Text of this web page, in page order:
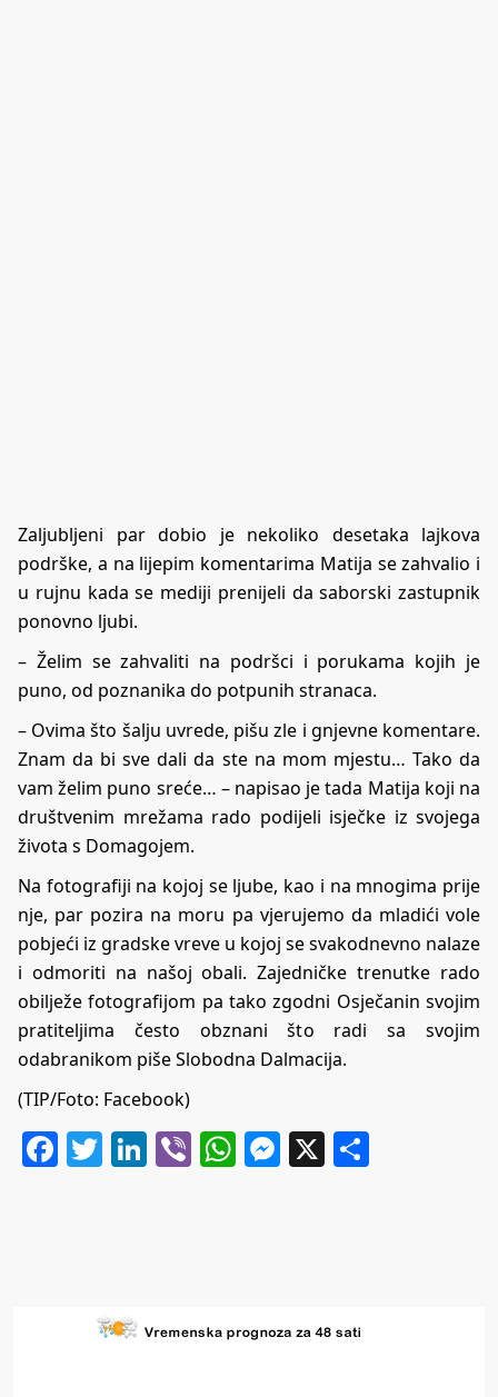
Zaljubljeni par dobio je nekoliko desetaka lajkova
podrške, a na lijepim komentarima Matija se zahvalio i
u rujnu kada se mediji prenijeli da saborski zastupnik
ponovno ljubi.
– Želim se zahvaliti na podršci i porukama kojih je
puno, od poznanika do potpunih stranaca.
– Ovima što šalju uvrede, pišu zle i gnjevne komentare.
Znam da bi sve dali da ste na mom mjestu… Tako da
vam želim puno sreće… – napisao je tada Matija koji na
društvenim mrežama rado podijeli isječke iz svojega
života s Domagojem.
Na fotografiji na kojoj se ljube, kao i na mnogima prije
nje, par pozira na moru pa vjerujemo da mladići vole
pobjeći iz gradske vreve u kojoj se svakodnevno nalaze
i odmoriti na našoj obali. Zajedničke trenutke rado
obilježe fotografijom pa tako zgodni Osječanin svojim
pratiteljima često obznani što radi sa svojim
odabranikom pišeSlobodna Dalmacija.
(TIP/Foto: Facebook)
Facebook
Twitter
LinkedIn
ViberWhatsApp
Messenger
X